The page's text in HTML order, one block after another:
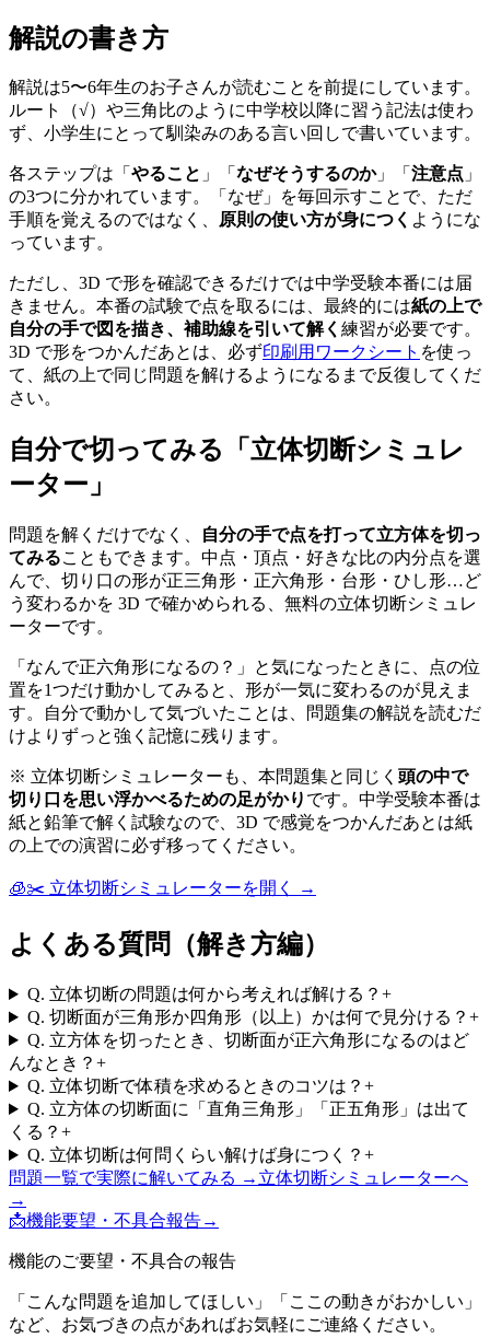
解説の書き方
解説は5〜6年生のお子さんが読むことを前提にしています。
ルート（√）や三角比のように中学校以降に習う記法は使わ
ず、小学生にとって馴染みのある言い回しで書いています。
各ステップは「 やること 」「 なぜそうするのか」「 注意点 」
の3つに分かれています。「なぜ」を毎回示すことで、ただ
手順を覚えるのではなく、 原則の使い方が身につく ようにな
っています。
ただし、3D で形を確認できるだけでは中学受験本番には届
きません。本番の試験で点を取るには、最終的には紙の上で
自分の手で図を描き、補助線を引いて解く 練習が必要です。
3D で形をつかんだあとは、必ず印刷用ワークシート を使っ
て、紙の上で同じ問題を解けるようになるまで反復してくだ
さい。
自分で切ってみる「立体切断シミュレ
ーター」
問題を解くだけでなく、
自分の手で点を打って立方体を切っ
てみることもできます。中点・頂点・好きな比の内分点を選
んで、切り口の形が正三角形・正六角形・台形・ひし形…ど
う変わるかを 3D で確かめられる、無料の立体切断シミュレ
ーターです。
「なんで正六角形になるの？」と気になったときに、点の位
置を1つだけ動かしてみると、形が一気に変わるのが見えま
す。自分で動かして気づいたことは、問題集の解説を読むだ
けよりずっと強く記憶に残ります。
※ 立体切断シミュレーターも、本問題集と同じく 頭の中で
切り口を思い浮かべるための足がかり です。中学受験本番は
紙と鉛筆で解く試験なので、3D で感覚をつかんだあとは紙
の上での演習に必ず移ってください。
🧊✂️ 立体切断シミュレーターを開く →
よくある質問（解き方編）
Q. 立体切断の問題は何から考えれば解ける？ +
Q. 切断面が三角形か四角形（以上）かは何で見分ける？ +
Q. 立方体を切ったとき、切断面が正六角形になるのはど
んなとき？ +
Q. 立体切断で体積を求めるときのコツは？ +
Q. 立方体の切断面に「直角三角形」「正五角形」は出て
くる？ +
Q. 立体切断は何問くらい解けば身につく？ +
問題一覧で実際に解いてみる → 立体切断シミュレーターへ
→
📩機能要望・不具合報告→
機能のご要望・不具合の報告
「こんな問題を追加してほしい」「ここの動きがおかしい」
など、お気づきの点があればお気軽にご連絡ください。